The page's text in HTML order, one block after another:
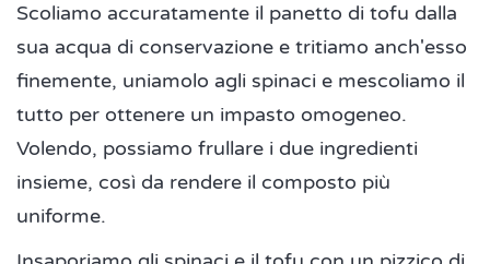
Scoliamo accuratamente il panetto di tofu dalla
sua acqua di conservazione e tritiamo anch'esso
finemente, uniamolo agli spinaci e mescoliamo il
tutto per ottenere un impasto omogeneo.
Volendo, possiamo frullare i due ingredienti
insieme, così da rendere il composto più
uniforme.